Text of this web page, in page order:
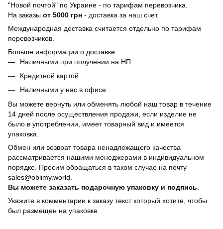
"Новой почтой" по Украине - по тарифам перевозчика.
На заказы от 5000 грн - доставка за наш счет.
Международная доставка считается отдельно по тарифам
перевозчиков.
Больше информации о доставке
Наличными при получении на НП
Кредитной картой
Наличными у нас в офисе
Вы можете вернуть или обменять любой наш товар в течение
14 дней после осуществления продажи, если изделие не
было в употреблении, имеет товарный вид и имеется
упаковка.
Обмен или возврат товара ненадлежащего качества
рассматривается нашими менеджерами в индивидуальном
порядке. Просим обращаться в таком случае на почту
sales@obiimy.world
Вы можете заказать подарочную упаковку и подпись.
Укажите в комментарии к заказу текст который хотите, чтобы
был размещен на упаковке